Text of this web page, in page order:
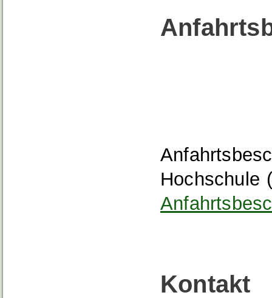
Hochschule
Kontakt